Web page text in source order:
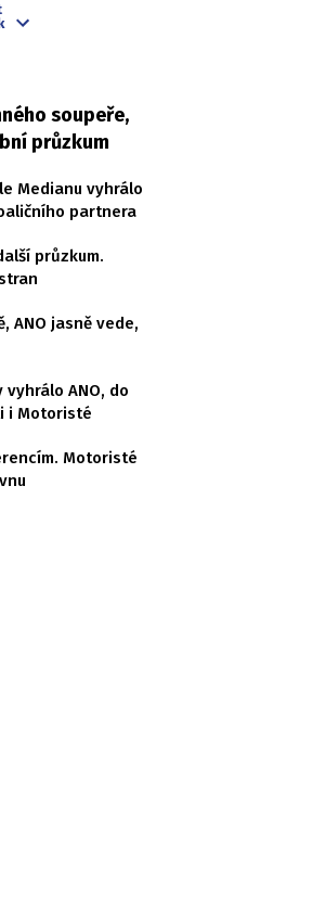
soupeře,
průzkum
Medianu vyhrálo
partnera
průzkum.
ANO jasně vede,
vyhrálo ANO, do
i Motoristé
Motoristé